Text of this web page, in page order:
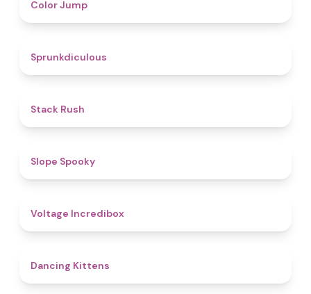
Color Jump
Sprunkdiculous
Stack Rush
Slope Spooky
Voltage Incredibox
Dancing Kittens